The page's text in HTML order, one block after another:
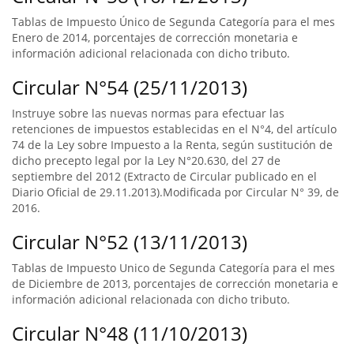
Tablas de Impuesto Único de Segunda Categoría para el mes
Enero de 2014, porcentajes de corrección monetaria e
información adicional relacionada con dicho tributo.
Circular N°54 (25/11/2013)
Instruye sobre las nuevas normas para efectuar las
retenciones de impuestos establecidas en el N°4, del artículo
74 de la Ley sobre Impuesto a la Renta, según sustitución de
dicho precepto legal por la Ley N°20.630, del 27 de
septiembre del 2012 (Extracto de Circular publicado en el
Diario Oficial de 29.11.2013).Modificada por Circular N° 39, de
2016.
Circular N°52 (13/11/2013)
Tablas de Impuesto Unico de Segunda Categoría para el mes
de Diciembre de 2013, porcentajes de corrección monetaria e
información adicional relacionada con dicho tributo.
Circular N°48 (11/10/2013)